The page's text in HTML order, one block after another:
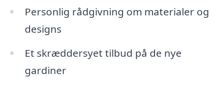
Personlig rådgivning om materialer og
designs
Et skræddersyet tilbud på de nye
gardiner